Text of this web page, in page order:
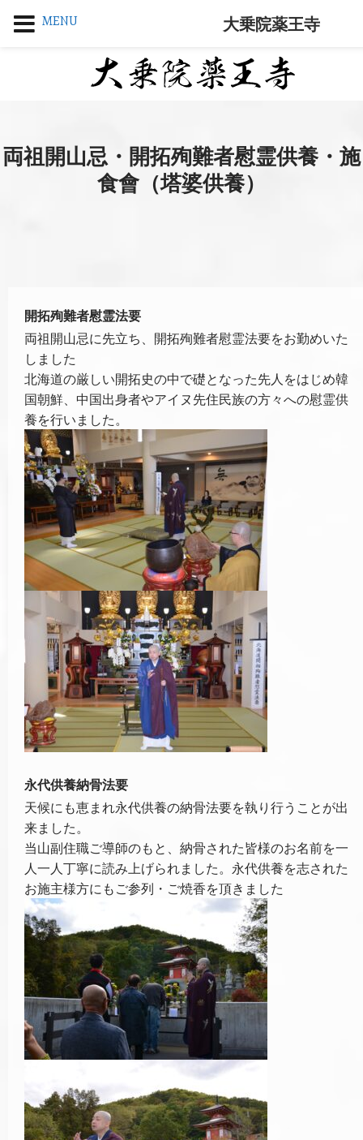
両祖開山忌・開拓殉難者慰霊供養・施
食會（塔婆供養）
開拓殉難者慰霊法要
両祖開山忌に先立ち、開拓殉難者慰霊法要をお勤めいた
しました
北海道の厳しい開拓史の中で礎となった先人をはじめ韓
国朝鮮、中国出身者やアイヌ先住民族の方々への慰霊供
養を行いました。
永代供養納骨法要
天候にも恵まれ永代供養の納骨法要を執り行うことが出
来ました。
当山副住職ご導師のもと、納骨された皆様のお名前を一
人一人丁寧に読み上げられました。永代供養を志された
お施主様方にもご参列・ご焼香を頂きました
MENU 大乗院薬王寺